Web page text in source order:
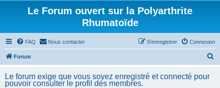
Le Forum ouvert sur la Polyarthrite
Rhumatoïde
FAQ Nous contacter Connexion
S’enregistrer
Forum
Le forum exige que vous soyez enregistré et connecté pour
pouvoir consulter le profil des membres.